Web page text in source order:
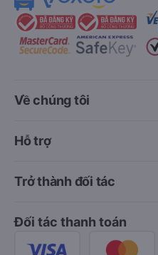
Về chúng tôi
Hỗ trợ
Trở thành đối tác
Đối tác thanh toán